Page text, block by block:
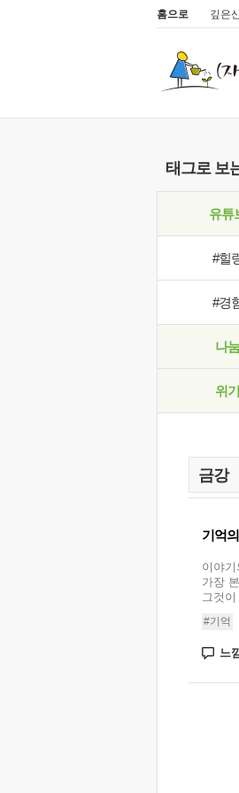
홈으로 깊은
태그로 보
유튜
#힐
#경
나눔
위기
기억
이야기
가장
그것
#기억
느